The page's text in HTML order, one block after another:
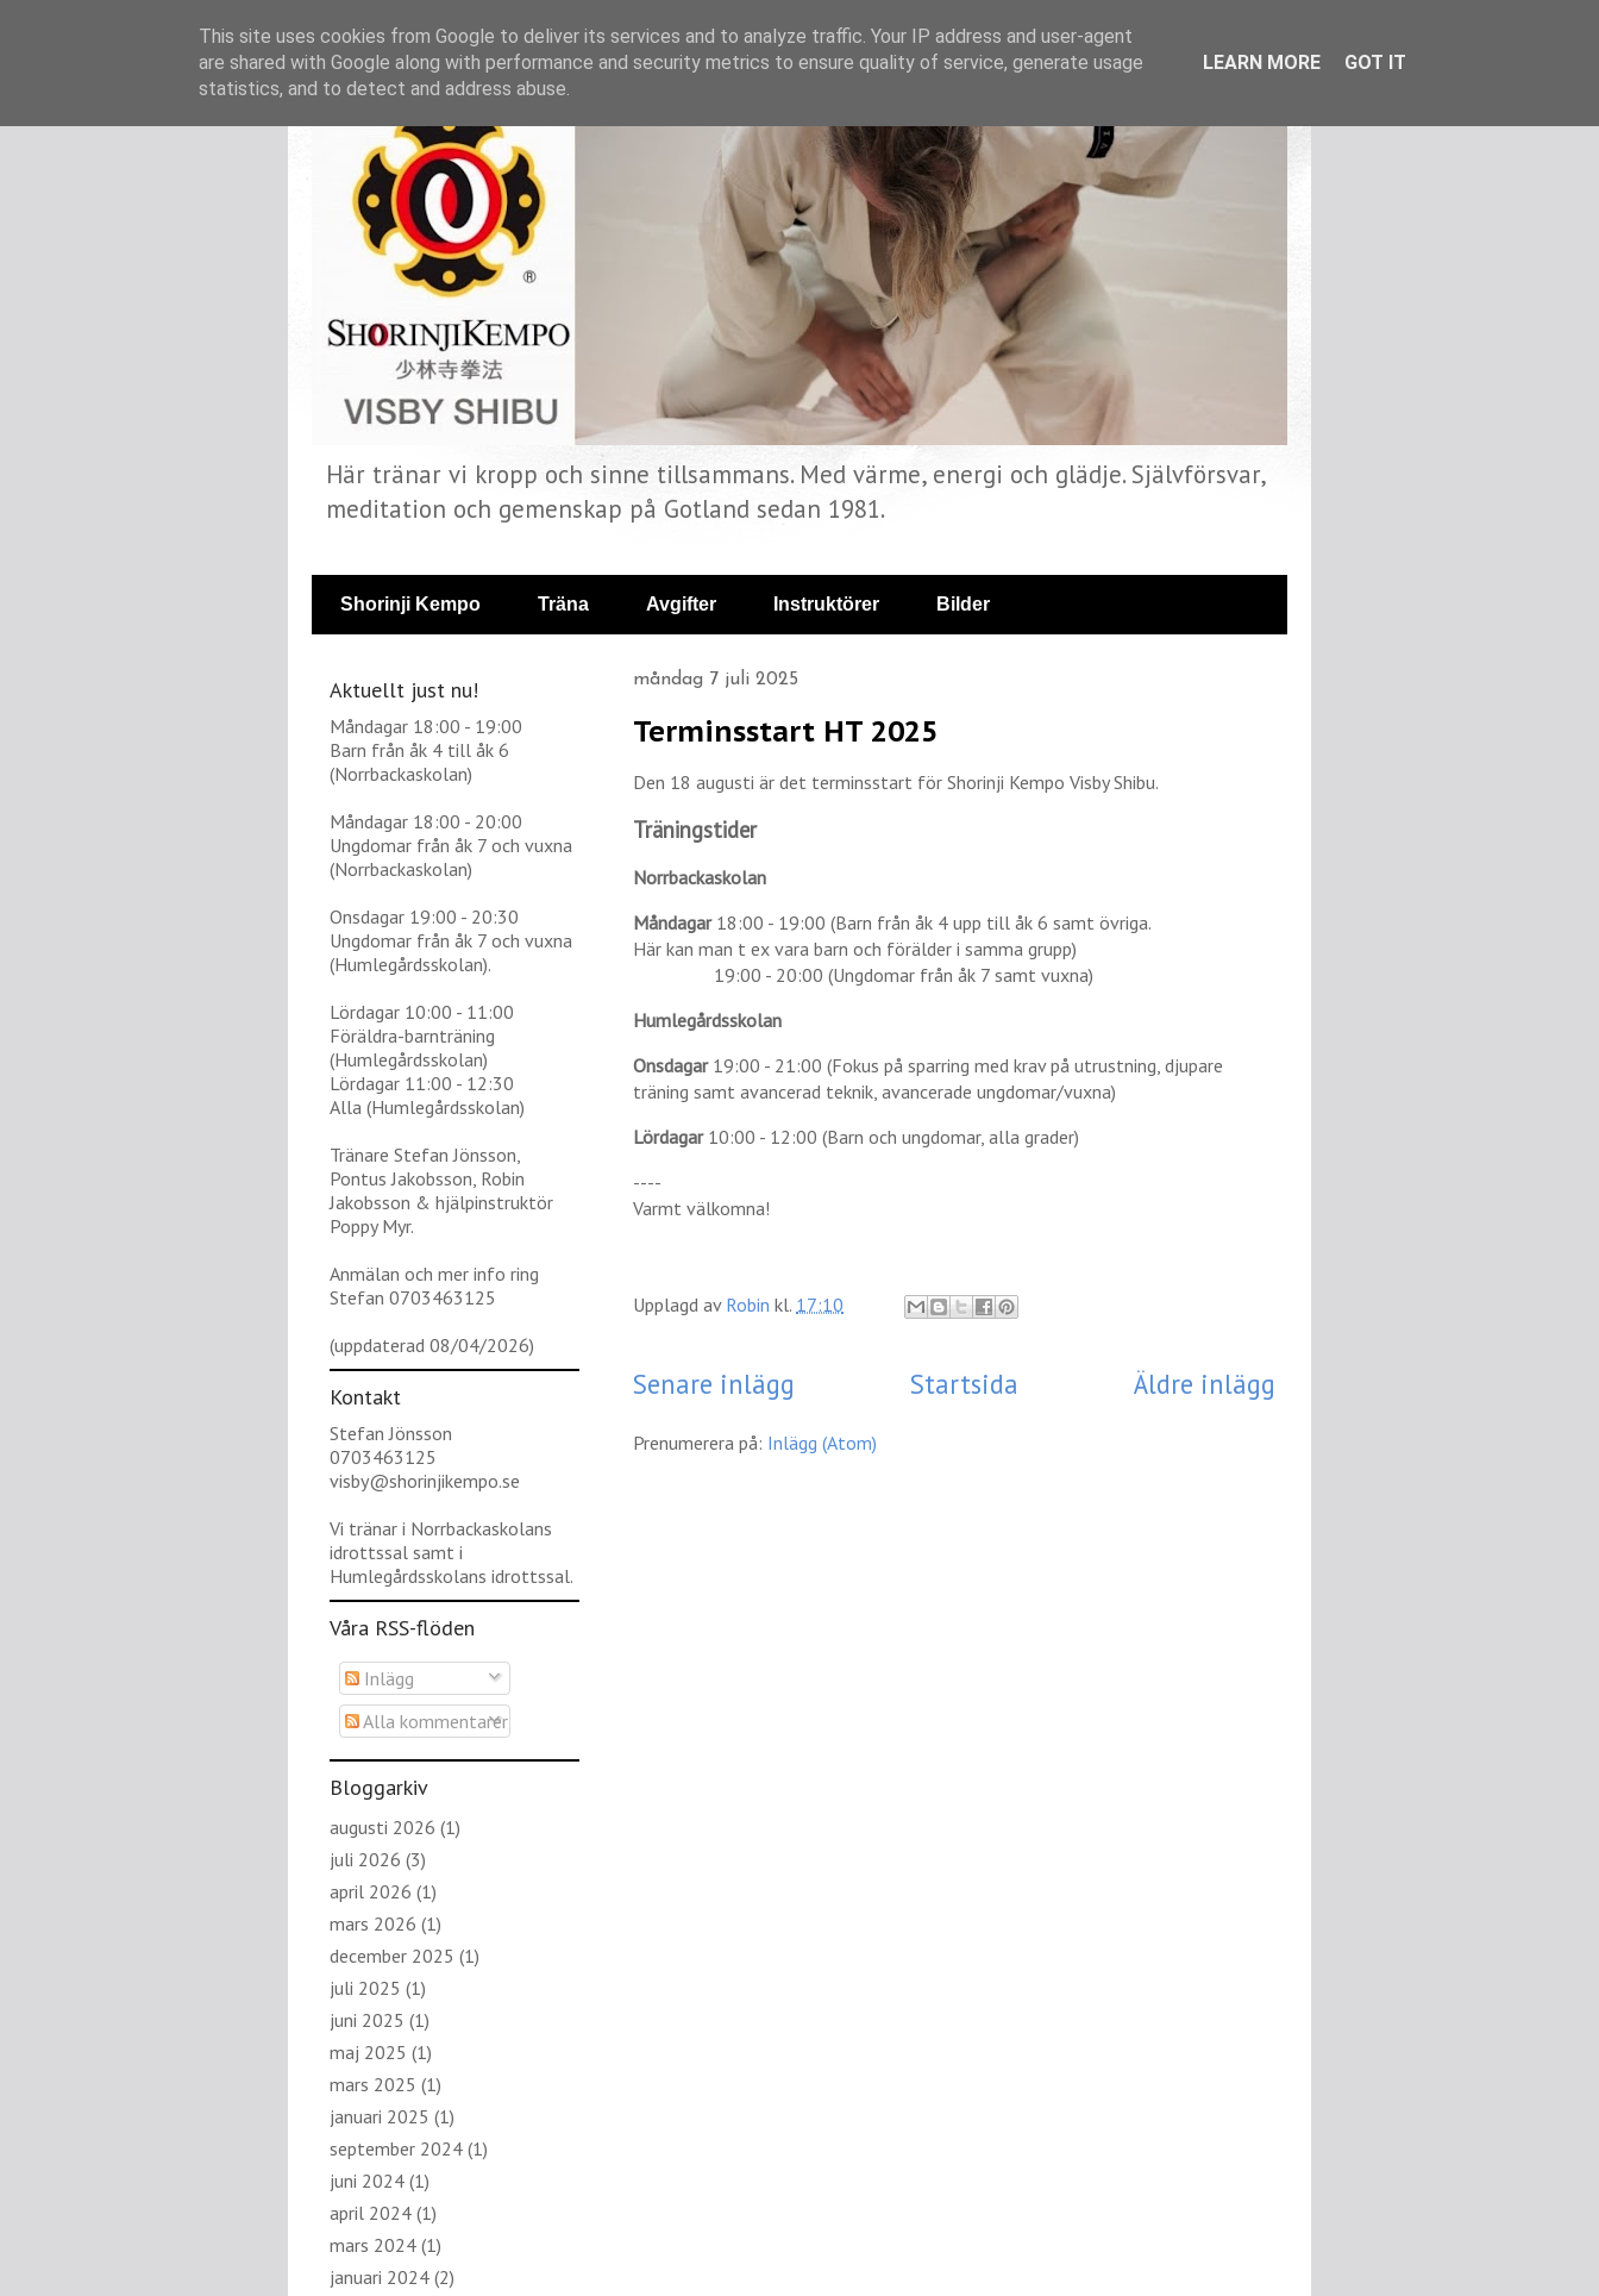
Här tränar vi kropp och sinne tillsammans. Med värme, energi och glädje. Självförsvar,
meditation och gemenskap på Gotland sedan 1981.
Shorinji Kempo Träna Avgifter Instruktörer Bilder
måndag 7 juli 2025
Terminsstart HT 2025
Den 18 augusti är det terminsstart för Shorinji Kempo Visby Shibu.
Träningstider
Norrbackaskolan
Måndagar18:00 - 19:00 (Barn från åk 4 upp till åk 6 samt övriga.
Här kan man t ex vara barn och förälder i samma grupp)
19:00 - 20:00 (Ungdomar från åk 7 samt vuxna)
Humlegårdsskolan
Onsdagar19:00 - 21:00 (Fokus på sparring med krav på utrustning, djupare
träning samt avancerad teknik, avancerade ungdomar/vuxna)
Lördagar10:00 - 12:00 (Barn och ungdomar, alla grader)
----
Varmt välkomna!
Upplagd av Robin kl. 17:10
Senare inlägg Äldre inlägg
Startsida
Prenumerera på: Inlägg (Atom)
Aktuellt just nu!
Måndagar 18:00 - 19:00
Barn från åk 4 till åk 6
(Norrbackaskolan)
Måndagar 18:00 - 20:00
Ungdomar från åk 7 och vuxna
(Norrbackaskolan)
Onsdagar 19:00 - 20:30
Ungdomar från åk 7 och vuxna
(Humlegårdsskolan).
Lördagar 10:00 - 11:00
Föräldra-barnträning
(Humlegårdsskolan)
Lördagar 11:00 - 12:30
Alla (Humlegårdsskolan)
Tränare Stefan Jönsson,
Pontus Jakobsson, Robin
Jakobsson & hjälpinstruktör
Poppy Myr.
Anmälan och mer info ring
Stefan 0703463125
(uppdaterad 08/04/2026)
Kontakt
Stefan Jönsson
0703463125
visby@shorinjikempo.se
Vi tränar i Norrbackaskolans
idrottssal samt i
Humlegårdsskolans idrottssal.
Våra RSS-flöden
Inlägg
Alla kommentarer
Bloggarkiv
augusti 2026 (1)
juli 2026 (3)
april 2026 (1)
mars 2026 (1)
december 2025 (1)
juli 2025 (1)
juni 2025 (1)
maj 2025 (1)
mars 2025 (1)
januari 2025 (1)
september 2024 (1)
juni 2024 (1)
april 2024 (1)
mars 2024 (1)
januari 2024 (2)
This site uses cookies from Google to deliver its services and to analyze traffic. Your IP address and user-agent
are shared with Google along with performance and security metrics to ensure quality of service, generate usage
statistics, and to detect and address abuse.
LEARN MORE GOT IT